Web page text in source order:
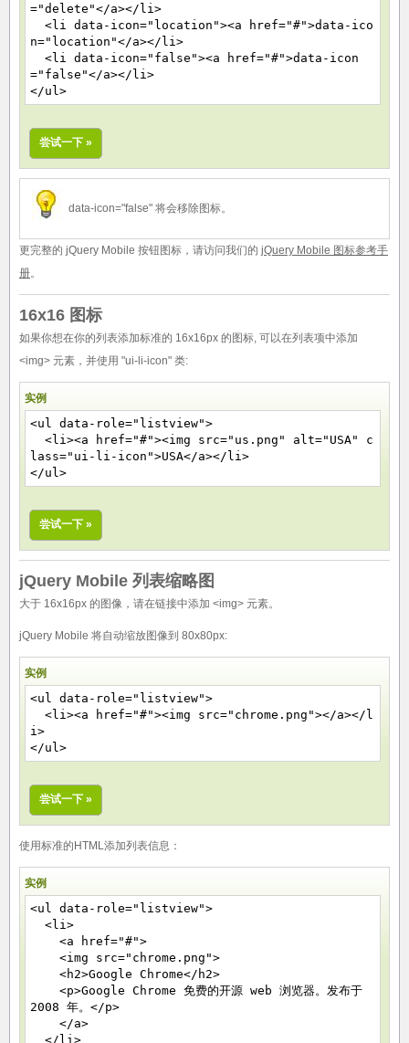
="delete"</a></li>
<li data-icon="location"><a href="#">data-ico
n="location"</a></li>
<li data-icon="false"><a href="#">data-icon
="false"</a></li>
</ul>
尝试一下 »
data-icon="false" 将会移除图标。
更完整的 jQuery Mobile 按钮图标，请访问我们的 jQuery Mobile 图标参考手
册。
16x16 图标
如果你想在你的列表添加标准的 16x16px 的图标, 可以在列表项中添加
<img> 元素，并使用 "ui-li-icon" 类:
实例
<ul data-role="listview">
<li><a href="#"><img src="us.png" alt="USA" c
lass="ui-li-icon">USA</a></li>
</ul>
尝试一下 »
jQuery Mobile 列表缩略图
大于 16x16px 的图像，请在链接中添加 <img> 元素。
jQuery Mobile 将自动缩放图像到 80x80px:
实例
<ul data-role="listview">
<li><a href="#"><img src="chrome.png"></a></l
i>
</ul>
尝试一下 »
使用标准的HTML添加列表信息：
实例
<ul data-role="listview">
<li>
<a href="#">
<img src="chrome.png">
<h2>Google Chrome</h2>
<p>Google Chrome 免费的开源 web 浏览器。发布于
2008 年。</p>
</a>
</li>